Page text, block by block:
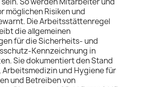
möglichen Risiken und
Die Arbeitsstättenregel
die allgemeinen
für die Sicherheits- und
Kennzeichnung in
Sie dokumentiert den Stand
Arbeitsmedizin und Hygiene für
und Betreiben von